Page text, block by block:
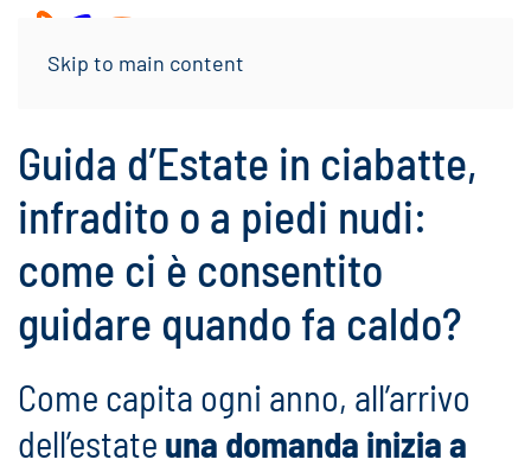
Skip to main content
Guida d’Estate in ciabatte,
infradito o a piedi nudi:
come ci è consentito
guidare quando fa caldo?
Come capita ogni anno, all’arrivo
dell’estate una domanda inizia a